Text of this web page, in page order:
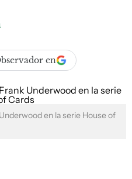
en
en la serie House of